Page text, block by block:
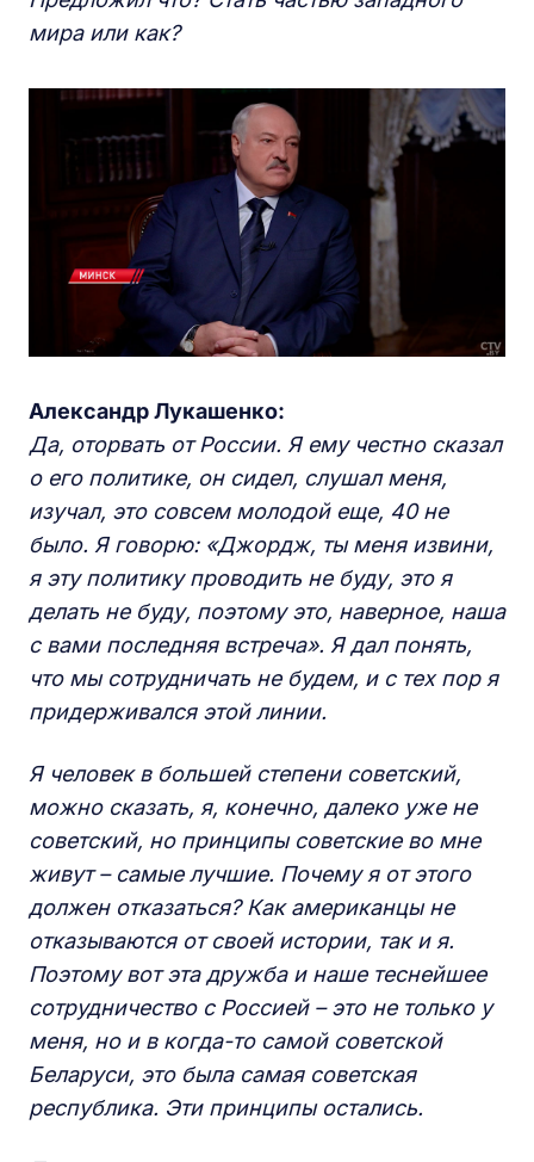
мира или как?
Александр Лукашенко:
Да, оторвать от России. Я ему честно сказал
о его политике, он сидел, слушал меня,
изучал, это совсем молодой еще, 40 не
было. Я говорю: «Джордж, ты меня извини,
я эту политику проводить не буду, это я
делать не буду, поэтому это, наверное, наша
с вами последняя встреча». Я дал понять,
что мы сотрудничать не будем, и с тех пор я
придерживался этой линии.
Я человек в большей степени советский,
можно сказать, я, конечно, далеко уже не
советский, но принципы советские во мне
живут – самые лучшие. Почему я от этого
должен отказаться? Как американцы не
отказываются от своей истории, так и я.
Поэтому вот эта дружба и наше теснейшее
сотрудничество с Россией – это не только у
меня, но и в когда-то самой советской
Беларуси, это была самая советская
республика. Эти принципы остались.